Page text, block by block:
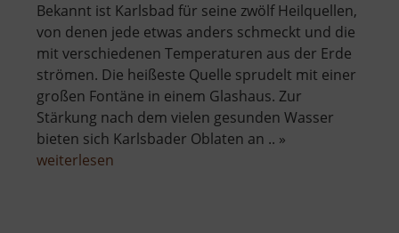
Bekannt ist Karlsbad für seine zwölf Heilquellen,
von denen jede etwas anders schmeckt und die
mit verschiedenen Temperaturen aus der Erde
strömen. Die heißeste Quelle sprudelt mit einer
großen Fontäne in einem Glashaus. Zur
Stärkung nach dem vielen gesunden Wasser
bieten sich Karlsbader Oblaten an .. »
weiterlesen